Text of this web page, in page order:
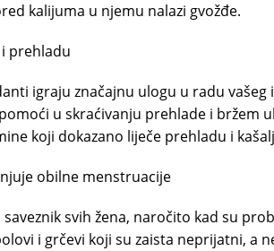
kalijuma u njemu nalazi gvožđe.
prehladu
igraju značajnu ulogu u radu
u skraćivanju prehlade i bržem
koji dokazano liječe prehladu i
obilne menstruacije
svih žena, naročito kad su
i grčevi koji su zaista neprijatni, a